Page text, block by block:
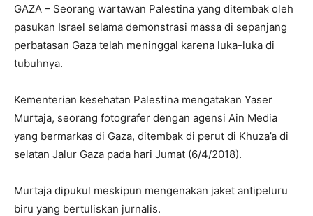
GAZA – Seorang wartawan Palestina yang ditembak oleh
pasukan Israel selama demonstrasi massa di sepanjang
perbatasan Gaza telah meninggal karena luka-luka di
tubuhnya.
Kementerian kesehatan Palestina mengatakan Yaser
Murtaja, seorang fotografer dengan agensi Ain Media
yang bermarkas di Gaza, ditembak di perut di Khuza’a di
selatan Jalur Gaza pada hari Jumat (6/4/2018).
Murtaja dipukul meskipun mengenakan jaket antipeluru
biru yang bertuliskan jurnalis.